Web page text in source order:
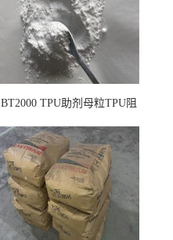
BT2000 TPU助剂母粒TPU阻
剂雾面滑剂防粘剂 TPU抗黄
变剂 抗黄变耐黄剂